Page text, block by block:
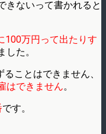
きないって書かれると
100万円って出たりす
した。
ことはできません、
はできません。
です。